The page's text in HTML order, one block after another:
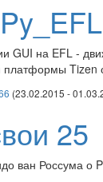
GUI на EFL -
платформы Tizen
(23.02.2015 -
25
ван Россума о